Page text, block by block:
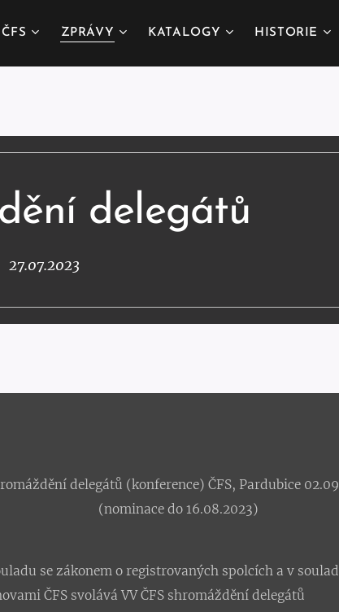
ČFS ZPRÁVY KATALOGY HISTORIE
delegátů
27.07.2023
delegátů (konference) ČFS, Pardubice
(nominace do 16.08.2023)
se zákonem o registrovaných spolcích a v
ČFS svolává VV ČFS shromáždění delegátů